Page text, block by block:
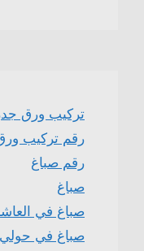
تركيب ورق
رقم تركيب
رقم صباغ
صباغ
صباغ في
صباغ في حولي